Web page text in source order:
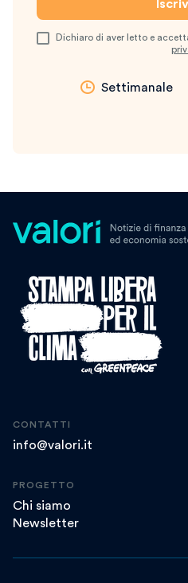
Dichiaro di aver letto e
Settimanale
CONTATTI
info@valori.it
PROGETTO
Chi siamo
Newsletter